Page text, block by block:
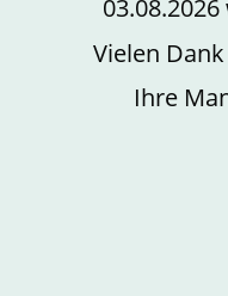
Vielen
Ihre